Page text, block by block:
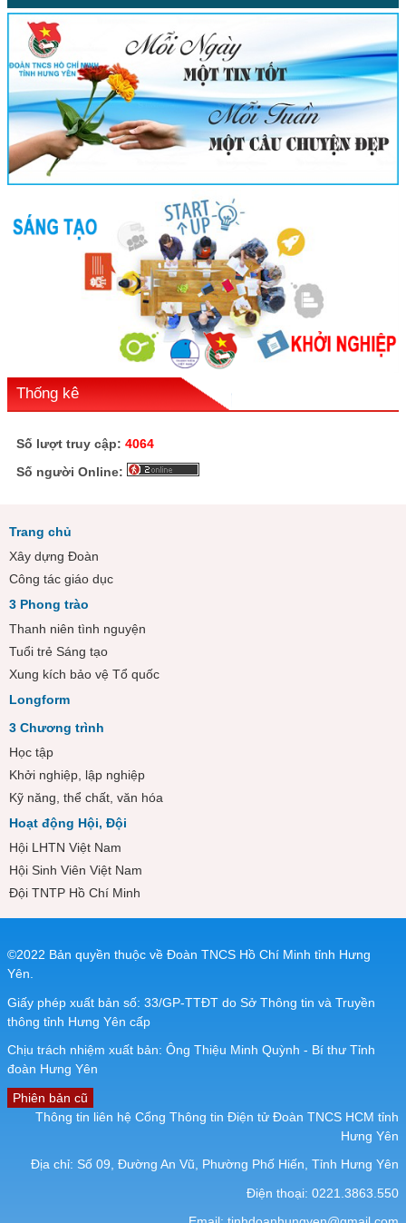
Thống kê
Số lượt truy cập: 4064
Số người Online:
Trang chủ
Xây dựng Đoàn
Công tác giáo dục
3 Phong trào
Thanh niên tình nguyện
Tuổi trẻ Sáng tạo
Xung kích bảo vệ Tổ quốc
Longform
3 Chương trình
Học tập
Khởi nghiệp, lập nghiệp
Kỹ năng, thể chất, văn hóa
Hoạt động Hội, Đội
Hội LHTN Việt Nam
Hội Sinh Viên Việt Nam
Đội TNTP Hồ Chí Minh
©2022 Bản quyền thuộc về Đoàn TNCS Hồ Chí Minh tỉnh Hưng
Yên.
Giấy phép xuất bản số: 33/GP-TTĐT do Sở Thông tin và Truyền
thông tỉnh Hưng Yên cấp
Chịu trách nhiệm xuất bản: Ông Thiệu Minh Quỳnh - Bí thư Tỉnh
đoàn Hưng Yên
Phiên bản cũ
Thông tin liên hệ Cổng Thông tin Điện tử Đoàn TNCS HCM tỉnh
Hưng Yên
Địa chỉ: Số 09, Đường An Vũ, Phường Phố Hiến, Tỉnh Hưng Yên
Điện thoại: 0221.3863.550